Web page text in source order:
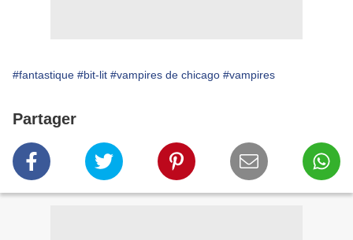
#fantastique #bit-lit #vampires de chicago #vampires
Partager